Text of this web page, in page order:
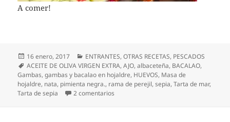
A comer!
Publicado
el
16 enero, 2017 Categorías
ENTRANTES,OTRAS RECETAS, PESCADOS
Etiquetas
ACEITE DE OLIVA VIRGEN EXTRA,AJO,albaceteña, BACALAO,
Gambas,gambas y bacalao en hojaldre, HUEVOS, Masa de
hojaldre, nata, pimienta negra., rama de perejil,sepia,Tarta de mar,
Tarta de sepia
2 comentarios